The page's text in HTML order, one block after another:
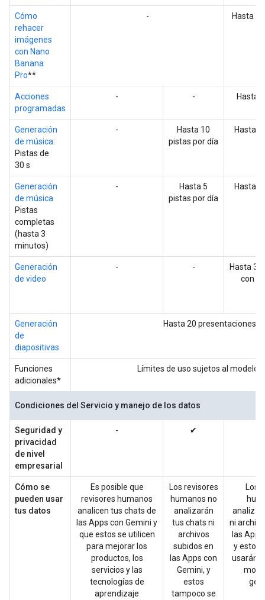
Cómo
rehacer
imágenes
con Nano
Banana
Pro**
-
Hasta
Acciones
programadas
- - Hasta
Generación
de música:
Pistas de
30 s
-
Hasta 10
pistas por día
Hasta
Generación
de música
Pistas
completas
(hasta 3
minutos)
-
Hasta 5
pistas por día
Hasta
Generación
de video
- -
Hasta 3
con
Generación
de
diapositivas
Hasta 20 presentaciones
Funciones
adicionales*
Límites de uso sujetos al modelo
Condiciones del Servicio y manejo de los datos
Seguridad y
privacidad
de nivel
empresarial
- ✔
Cómo se
pueden usar
tus datos
Es posible que
revisores humanos
analicen tus chats de
las Apps con Gemini y
que estos se utilicen
para mejorar los
productos, los
servicios y las
tecnologías de
aprendizaje
Los revisores
humanos no
analizarán
tus chats ni
archivos
subidos en
las Apps con
Gemini, y
estos
tampoco se
Los
ni
las
y estos
usarán